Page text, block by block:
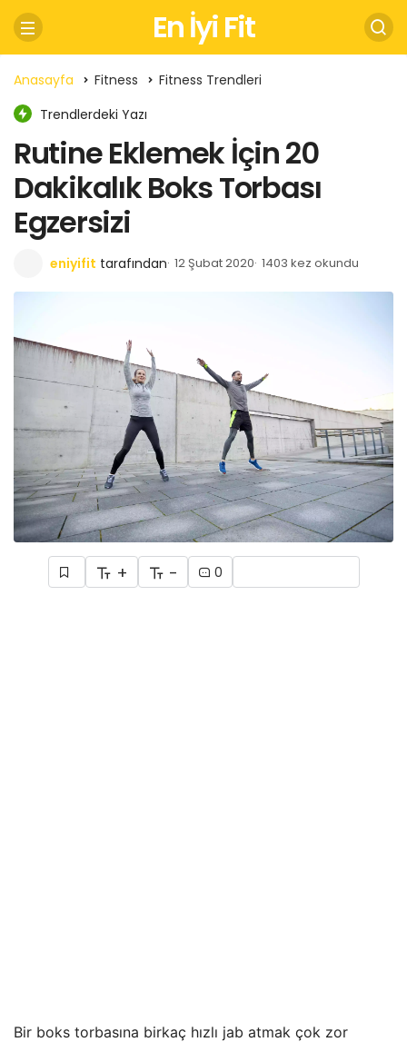
En İyi Fit
Anasayfa Fitness
Fitness Trendleri
Trendlerdeki Yazı
Rutine Eklemek İçin 20
Dakikalık Boks Torbası
Egzersizi
eniyifit tarafından 12 Şubat 2020 1403 kez okundu
+ - 0
Bir boks torbasına birkaç hızlı jab atmak çok zor